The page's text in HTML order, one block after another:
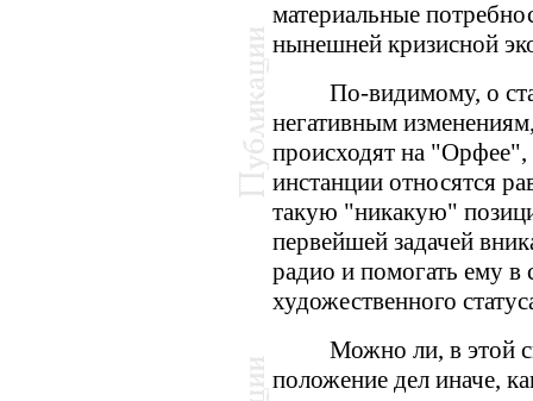
материальные
нынешней кризисной
По-видимому, о
негативным
происходят на
инстанции относятся
такую "никакую"
первейшей задачей
радио и помогать ему в
художественного
Можно ли, в этой
положение дел иначе,